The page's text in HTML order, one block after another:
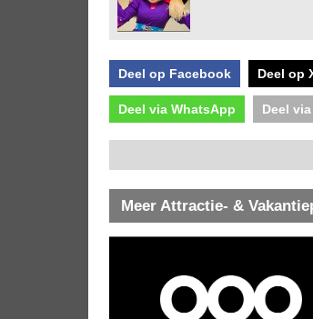
Deel op Facebook Deel op
Deel via WhatsApp Deel
Meer Attractie- &